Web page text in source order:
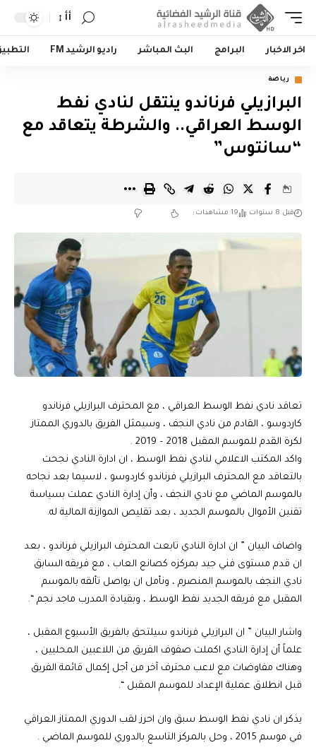
أأ
اخر الاخبار البرامج البث المباشر راديو الرشيد FM
رياضة
البرازيلي فرناندو ينتقل لنادي نفط
الوسط العراقي.. والشرطة يتعاقد مع
“سانتوس”
قبل 8 سنوات 19 مشاهدات
تعاقد نادي نفط الوسط العراقي ، مع المحترف البرازيلي فرناندو
كاردوسو ، القادم من نادي النجف ، وسيمثل الفريق بالدوري الممتاز
لكرة القدم للموسم المقبل 2018 – 2019 .
واكد المكتب الاعلامي لنادي نفط الوسط ، ان ادارة النادي نجحت
بالتعاقد مع المحترف البرازيلي فرناندو كاردوسو ، لاسيما بعد نجاحه
بالموسم الماضي مع نادي النجف ، وأن إدارة النادي عملت بسياسة
تقنين الأموال بالموسم الجديد ، بعد تقليص الموازنة المالية له.
واضاف البيان ” ان ادارة النادي تابعت المحترف البرازيلي فرناندو ، بعد
ان قدم مستوى فني جيد بمركزه كصانع العاب ، مع فريقه السابق
نادي النجف بالموسم المنصرم ، ونأمل ان يواصل تألقه بالموسم
المقبل مع فريقه الجديد نفط الوسط ، وبقيادة المدرب ماجد نجم “.
واشار البيان ” ان البرازيلي فرناندو سيلتحق بالفريق الأسبوع المقبل ،
علماً أن إدارة النادي اكملت صفوف الفريق من اللاعبين المحليين ،
وهناك مفاوضات مع لاعب محترف آخر من أجل إكمال قائمة الفريق
قبل انطلاق عملية الإعداد للموسم المقبل “.
يذكر ان نادي نفط الوسط سبق وان احرز لقب الدوري الممتاز العراقي
في موسم 2015 ، وحل بالمركز التاسع بالدوري للموسم الماضي .